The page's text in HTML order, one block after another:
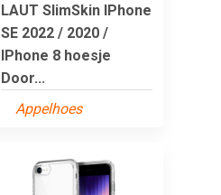
LAUT SlimSkin IPhone
SE 2022 / 2020 /
IPhone 8 hoesje
Door...
Appelhoes